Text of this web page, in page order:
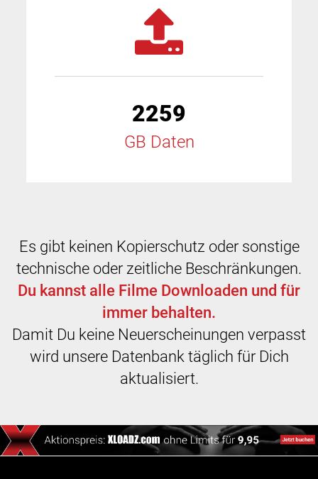
2259
GB Daten
Es gibt keinen Kopierschutz oder sonstige
technische oder zeitliche Beschränkungen.
Du kannst alle Filme Downloaden und für
immer behalten.
Damit Du keine Neuerscheinungen verpasst
wird unsere Datenbank täglich für Dich
aktualisiert.